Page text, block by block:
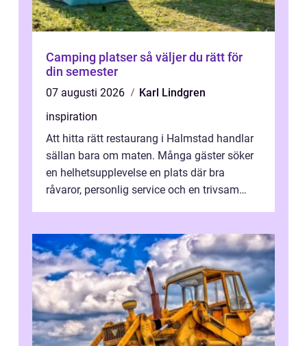
Camping platser så väljer du rätt för
din semester
07 augusti 2026
Karl Lindgren
inspiration
Att hitta rätt restaurang i Halmstad handlar
sällan bara om maten. Många gäster söker
en helhetsupplevelse en plats där bra
råvaror, personlig service och en trivsam